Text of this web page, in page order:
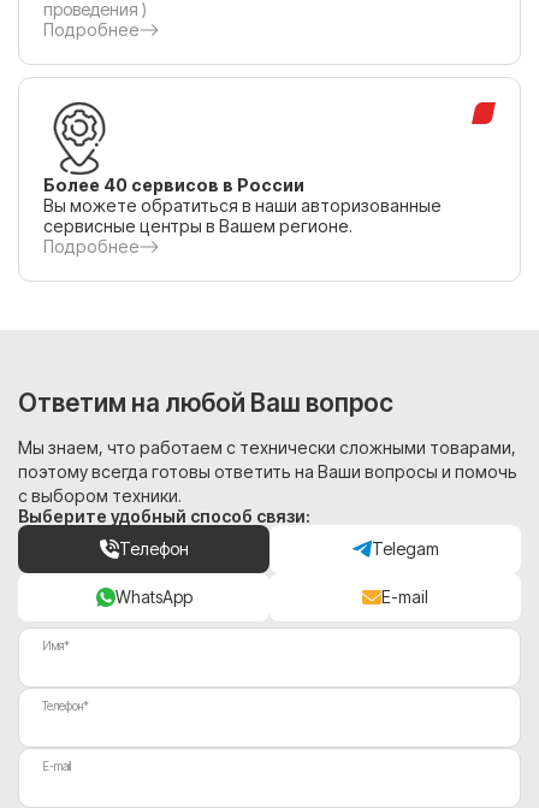
проведения )
Подробнее
Более 40 сервисов в России
Вы можете обратиться в наши авторизованные
сервисные центры в Вашем регионе.
Подробнее
Ответим на любой Ваш вопрос
Мы знаем, что работаем с технически сложными товарами,
поэтому всегда готовы ответить на Ваши вопросы и помочь
с выбором техники.
Выберите удобный способ связи:
Телефон
Telegam
WhatsApp E-mail
Имя*
Телефон*
E-mail